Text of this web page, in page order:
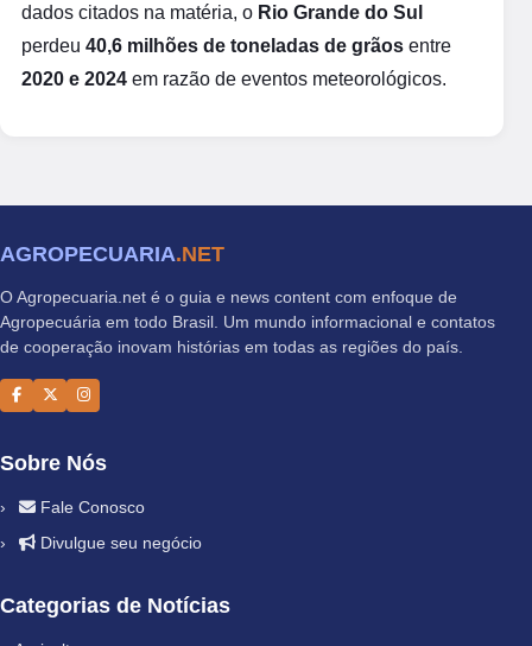
dados citados na matéria, o Rio Grande do Sul
perdeu 40,6 milhões de toneladas de grãos entre
2020 e 2024 em razão de eventos meteorológicos.
AGROPECUARIA.NET
O Agropecuaria.net é o guia e news content com enfoque de
Agropecuária em todo Brasil. Um mundo informacional e contatos
de cooperação inovam histórias em todas as regiões do país.
Sobre Nós
Fale Conosco
Divulgue seu negócio
Categorias de Notícias